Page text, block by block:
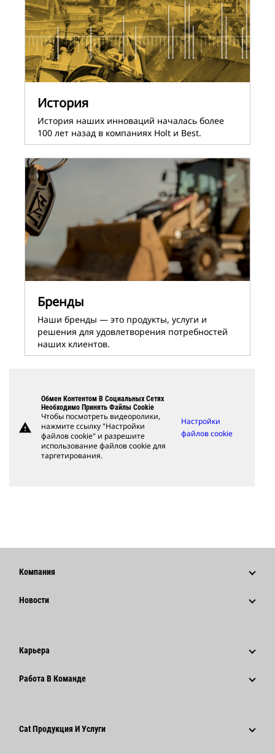
История
История наших инноваций началась более
100 лет назад в компаниях Holt и Best.
Бренды
Наши бренды ― это продукты, услуги и
решения для удовлетворения потребностей
наших клиентов.
warning
Обмен Контентом В Социальных Сетях
Необходимо Принять Файлы Cookie
Чтобы посмотреть видеоролики,
нажмите ссылку "Настройки
файлов cookie" и разрешите
использование файлов cookie для
таргетирования.
Настройки
файлов cookie
Компания
Стратегия
Кодекс Деловой Этики
Новейшие Технологии
Новости
Корпоративные Пресс-Релизы
Карьера
Почему Caterpillar?
Работа В Команде
Поставщики
Cat Продукция И Услуги